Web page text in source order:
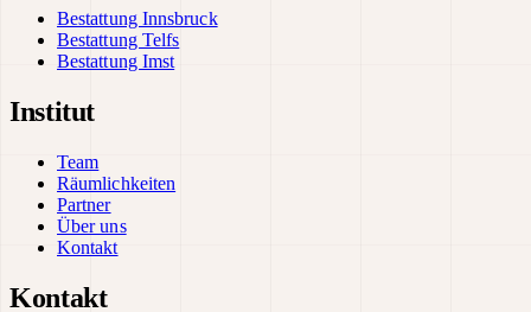
Bestattung Innsbruck
Bestattung Telfs
Bestattung Imst
Institut
Team
Räumlichkeiten
Partner
Über uns
Kontakt
Kontakt